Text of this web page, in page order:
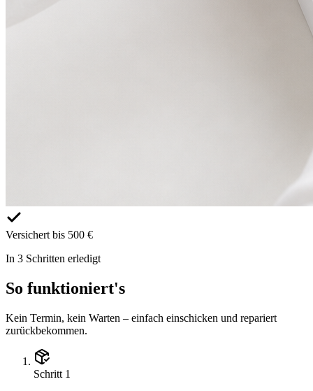
Versichert bis 500 €
In 3 Schritten erledigt
So funktioniert's
Kein Termin, kein Warten – einfach einschicken und repariert
zurückbekommen.
Schritt 1